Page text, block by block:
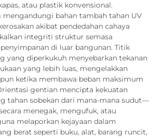
atau plastik konvensional.
mengandungi bahan tambah tahan UV
akibat pendedahan cahaya
integriti struktur semasa
di luar bangunan. Titik
yang diperkukuh menyebarkan tekanan
yang lebih luas, mengelakkan
ketika membawa beban maksimum
gentian mencipta kekuatan
tahan sobekan dari mana-mana sudut—
menegak, mengufuk, atau
melaporkan kejayaan dalam
berat seperti buku, alat, barang runcit,